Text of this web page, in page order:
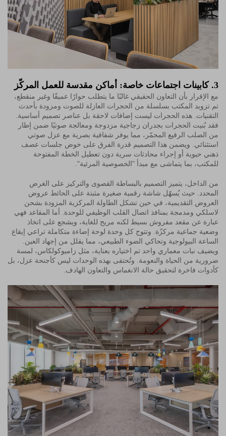
3. كابينات اجتماعات خاصة: أماكن مقدسة للعمل المركّز
مع الإقرار بأن التعاون الحقيقي غالبًا ما يتطلب حوارًا عميقًا وغير منقطع،
تم تزويد المكتب بسلسلة من الحجرات العازلة للصوت ومزودة بأحدث
التقنيات. هذه الحجرات ليست إضافات لاحقة بل عناصر تصميم أساسية.
فقد بُنيت الحجرات بجدران زجاجية مزدوجة ومعالجة صوتيًا ضمن إطار
من الصلب الرفيع المحمّر، مما يوفر شفافية بصرية مع عزل صوتي
استثنائي. ويضمن هذا التصميم قدرة الفرق على خوض جلسات عصف
ذهني حيوية أو إجراء محادثات سرية دون تعطيل الخطة المفتوحة
للمكتب، بما يتماشى مع مبدأ "الخصوصية المرئية".
من الداخل، يتميز التصميم بالبساطة القصوى والتركيز على الغرض
المحدد. حيث يُسهّل شاشة رقمية صغيرة مثبتة على الحائط عروض
العروض التقديمية، في حين تشكل الطاولة المركزية المزودة بشحن
لاسلكي ومدمجة بمنافذ اتصال القلب الوظيفي للوحدة. أما المقاعد فهي
عبارة عن مقعد مفروش بسيط لكنه مريح للغاية، ويشجع على اتخاذ
وضعية جماعية مركزّة. وتتوج كل وحدة لوحة إضاءة متكاملة تراعي إيقاع
الساعة البيولوجية وتحاكي الضوء الطبيعي، مما يقلل من إجهاد العين.
ويضيف نبات معماري واحد تم اختياره بعناية، مثل زاميوكولكاس، لمسة
ضرورية من الحياة والنعومة. وتُحتفى بهذه الوحدات ليس كأجنحة عزل، بل
كأدوات فاخرة لتحقيق حالة الانغماس والتعاون الهادف.